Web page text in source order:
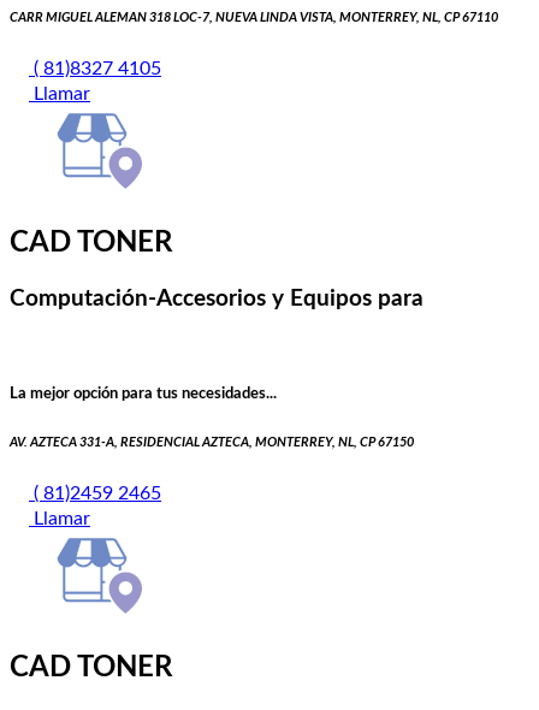
CARR MIGUEL ALEMAN 318 LOC-7, NUEVA LINDA VISTA, MONTERREY, NL, CP 67110
( 81)8327 4105
Llamar
CAD TONER
Computación-Accesorios y Equipos para
La mejor opción para tus necesidades...
AV. AZTECA 331-A, RESIDENCIAL AZTECA, MONTERREY, NL, CP 67150
( 81)2459 2465
Llamar
CAD TONER